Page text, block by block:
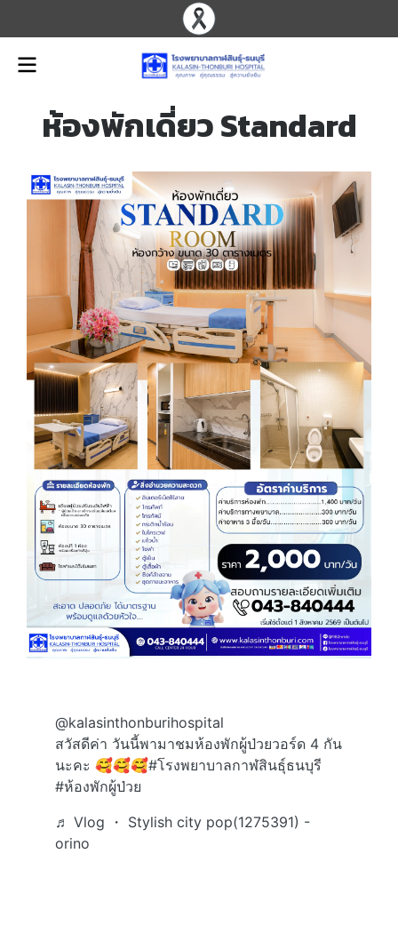
ห้องพักเดี่ยว Standard
@kalasinthonburihospital
สวัสดีค่า วันนี้พามาชมห้องพักผู้ป่วยวอร์ด 4 กัน
นะคะ 🥰🥰🥰#โรงพยาบาลกาฬสินธุ์ธนบุรี
#ห้องพักผู้ป่วย
♬ Vlog ・ Stylish city pop(1275391) -
orino